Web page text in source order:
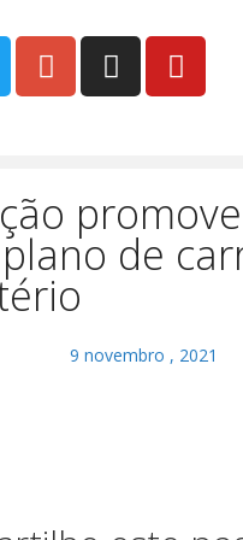
de
9 novembro , 2021